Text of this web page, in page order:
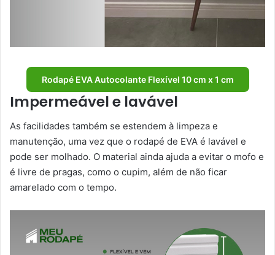
Rodapé EVA Autocolante Flexível 10 cm x 1 cm
Impermeável e lavável
As facilidades também se estendem à limpeza e
manutenção, uma vez que o rodapé de EVA é lavável e
pode ser molhado. O material ainda ajuda a evitar o mofo e
é livre de pragas, como o cupim, além de não ficar
amarelado com o tempo.